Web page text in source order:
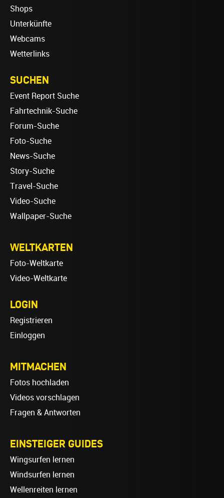
Shops
Unterkünfte
Webcams
Wetterlinks
SUCHEN
Event Report Suche
Fahrtechnik-Suche
Forum-Suche
Foto-Suche
News-Suche
Story-Suche
Travel-Suche
Video-Suche
Wallpaper-Suche
WELTKARTEN
Foto-Weltkarte
Video-Weltkarte
LOGIN
Registrieren
Einloggen
MITMACHEN
Fotos hochladen
Videos vorschlagen
Fragen & Antworten
EINSTEIGER GUIDES
Wingsurfen lernen
Windsurfen lernen
Wellenreiten lernen